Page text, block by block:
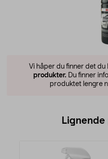
Vi håper du finner det
produkter. Du finner
produktet lengre